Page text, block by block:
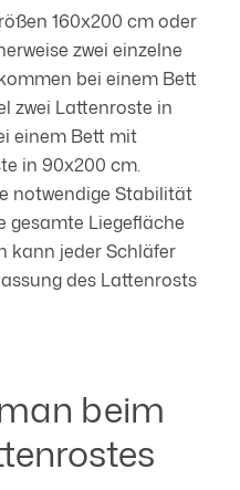
160x200 cm oder
zwei einzelne
bei einem Bett
zwei Lattenroste in
einem Bett mit
in 90x200 cm.
notwendige Stabilität
gesamte Liegefläche
kann jeder Schläfer
des Lattenrosts
beim